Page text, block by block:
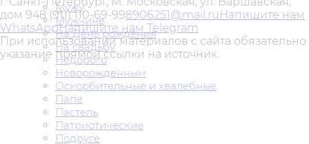
Мужу
Мужчине
На День рождения
На свадьбу
Недорого
Новорожденным
Оскорбительные и хвалебные
Папе
Пастель
Патриотические
Подруге
дом 948 (911) 110-69-998906251@mail.ru Напишите нам
WhatsAppНапишите нам Telegram
При использовании материалов с сайта обязательно
указание прямой ссылки на источник.